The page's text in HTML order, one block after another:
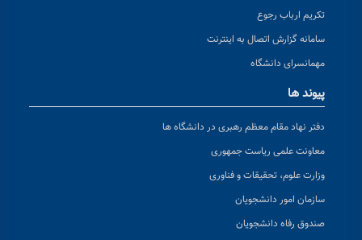
تکریم ارباب رجوع
سامانه گزارش اتصال به اینترنت
مهمانسرای دانشگاه
پیوند ها
دفتر نهاد مقام معظم رهبری در دانشگاه ها
معاونت علمی ریاست جمهوری
وزارت علوم، تحقیقات و فناوری
سازمان امور دانشجویان
صندوق رفاه دانشجویان